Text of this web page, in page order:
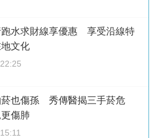
跑水求財線享優惠 享受沿線特
文化
菸也傷孫 秀傳醫揭三手菸危
傷肺